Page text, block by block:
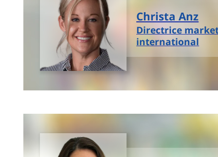
Christa Anz
Directrice
international